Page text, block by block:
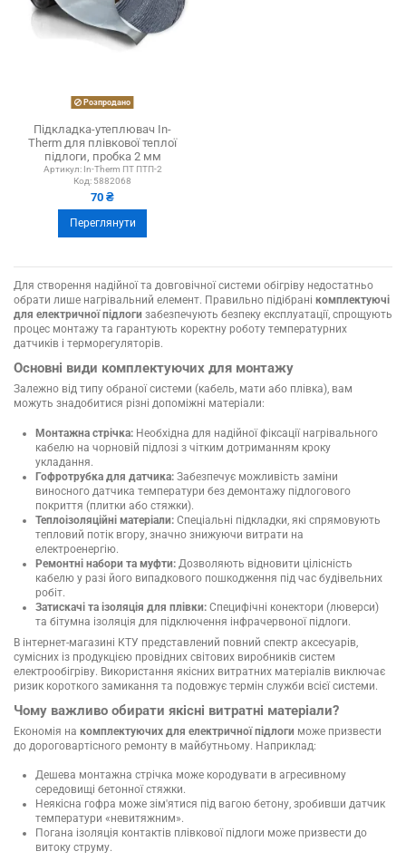
Розпродано
Підкладка-утеплювач In-
Therm для плівкової теплої
підлоги, пробка 2 мм
Артикул: In-Therm ПТ ПТП-2
Код: 5882068
70 ₴
Переглянути
Для створення надійної та довговічної системи обігріву недостатньо
обрати лише нагрівальний елемент. Правильно підібрані комплектуючі
для електричної підлоги забезпечують безпеку експлуатації, спрощують
процес монтажу та гарантують коректну роботу температурних
датчиків і терморегуляторів.
Основні види комплектуючих для монтажу
Залежно від типу обраної системи (кабель, мати або плівка), вам
можуть знадобитися різні допоміжні матеріали:
Монтажна стрічка: Необхідна для надійної фіксації нагрівального
кабелю на чорновій підлозі з чітким дотриманням кроку
укладання.
Гофротрубка для датчика: Забезпечує можливість заміни
виносного датчика температури без демонтажу підлогового
покриття (плитки або стяжки).
Теплоізоляційні матеріали: Спеціальні підкладки, які спрямовують
тепловий потік вгору, значно знижуючи витрати на
електроенергію.
Ремонтні набори та муфти: Дозволяють відновити цілісність
кабелю у разі його випадкового пошкодження під час будівельних
робіт.
Затискачі та ізоляція для плівки: Специфічні конектори (люверси)
та бітумна ізоляція для підключення інфрачервоної підлоги.
В інтернет-магазині КТУ представлений повний спектр аксесуарів,
сумісних із продукцією провідних світових виробників систем
електрообігріву. Використання якісних витратних матеріалів виключає
ризик короткого замикання та подовжує термін служби всієї системи.
Чому важливо обирати якісні витратні матеріали?
Економія на комплектуючих для електричної підлоги може призвести
до дороговартісного ремонту в майбутньому. Наприклад:
Дешева монтажна стрічка може кородувати в агресивному
середовищі бетонної стяжки.
Неякісна гофра може зім'ятися під вагою бетону, зробивши датчик
температури «невитяжним».
Погана ізоляція контактів плівкової підлоги може призвести до
витоку струму.